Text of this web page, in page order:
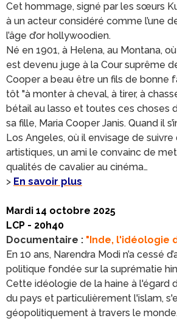
Cet hommage, signé par les sœurs
à un acteur considéré comme l’une
l’âge d’or hollywoodien.
Né en 1901, à Helena, au Montana,
est devenu juge à la Cour suprême
Cooper a beau être un fils de bonne
tôt "à monter à cheval, à tirer, à
bétail au lasso et toutes ces choses
sa fille, Maria Cooper Janis. Quand il
Los Angeles, où il envisage de
artistiques, un ami le convainc de
qualités de cavalier au cinéma…
> En savoir plus
Mardi 14 octobre 2025
LCP - 20h40
Documentaire : "Inde, l'idéologie
En 10 ans, Narendra Modi n’a cessé
politique fondée sur la suprématie
Cette idéologie de la haine à l'égard
du pays et particulièrement l'islam,
géopolitiquement à travers le